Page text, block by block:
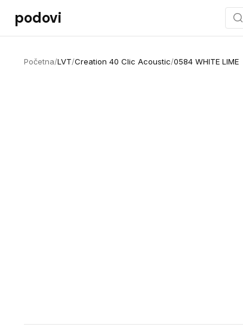
Preskoči na sadržaj
podovi
Početna/LVT/Creation 40 Clic Acoustic/0584 WHITE LIME